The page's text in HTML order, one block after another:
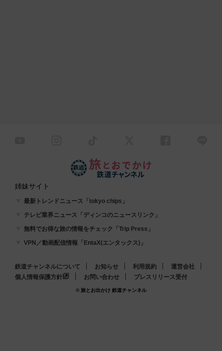
姉妹サイト
最新トレンドニュース「tokyo chips」
テレビ業界ニュース「ディンコのニュースリンク」
無料でお得な旅の情報をチェック「Trip Press」
VPN／動画配信情報「EntaX(エンタックス)」
鉄道チャンネルについて お知らせ 利用規約
運営会社
個人情報保護方針
お問い合わせ プレスリリース受付
© 旅とお出かけ 鉄道チャンネル